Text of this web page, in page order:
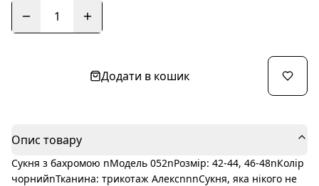
1
Додати в кошик
Опис товару
Сукня з бахромою nМодель 052nРозмір: 42-44, 46-48nКолір
чорнийnТканина: трикотаж АлексnnnСукня, яка нікого не